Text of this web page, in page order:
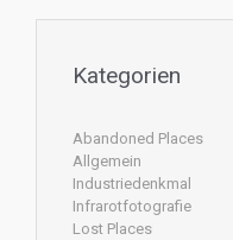
Kategorien
Abandoned Places
Allgemein
Industriedenkmal
Infrarotfotografie
Lost Places